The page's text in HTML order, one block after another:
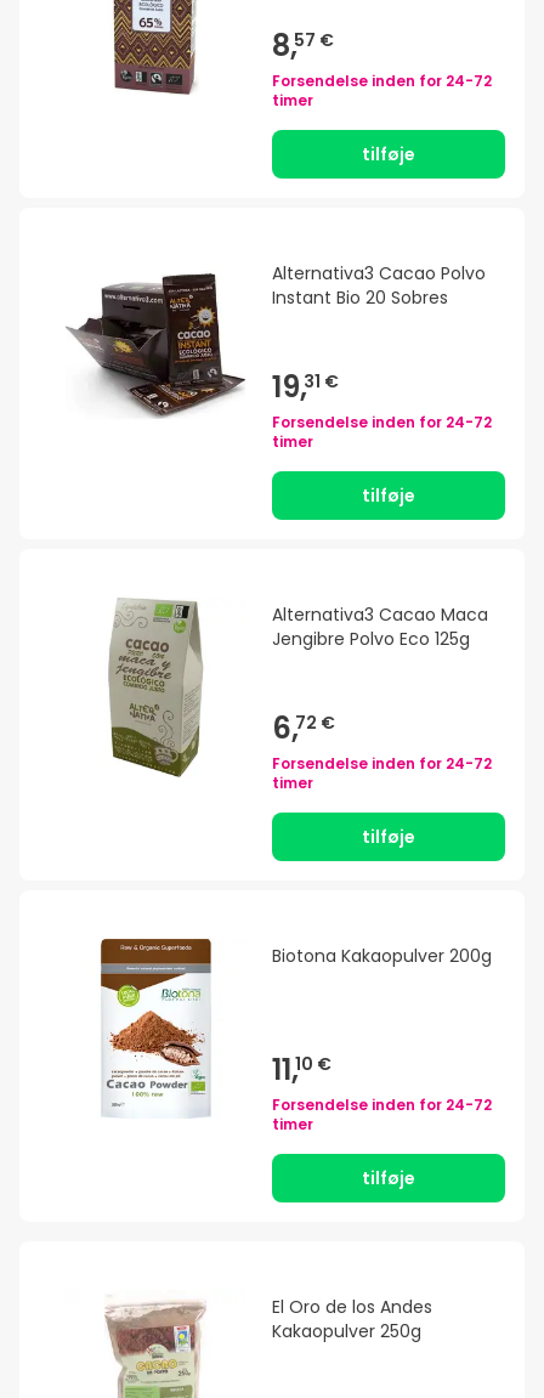
8,57 €
Forsendelse inden for 24-72
timer
tilføje
Alternativa3 Cacao Polvo
Instant Bio 20 Sobres
19,31 €
Forsendelse inden for 24-72
timer
tilføje
Alternativa3 Cacao Maca
Jengibre Polvo Eco 125g
6,72 €
Forsendelse inden for 24-72
timer
tilføje
Biotona Kakaopulver 200g
11,10 €
Forsendelse inden for 24-72
timer
tilføje
El Oro de los Andes
Kakaopulver 250g